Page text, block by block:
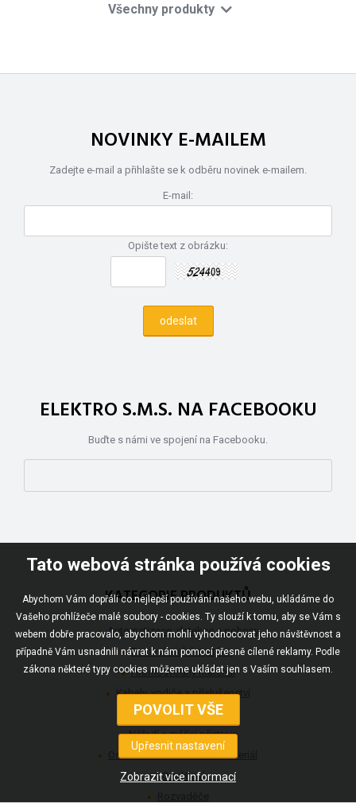
Všechny produkty
Tato webová stránka používá cookies
Abychom Vám dopřáli co nejlepší používání našeho webu, ukládáme do
Vašeho prohlížeče malé soubory - cookies. Ty slouží k tomu, aby se Vám s
webem dobře pracovalo, abychom mohli vyhodnocovat jeho návštěvnost a
případně Vám usnadnili návrat k nám pomocí přesně cílené reklamy. Podle
zákona některé typy cookies můžeme ukládat jen s Vaším souhlasem.
NOVINKY E-MAILEM
Zadejte e-mail a přihlašte se k odběru novinek e-mailem.
E-mail:
Opište text z obrázku:
ELEKTRO S.M.S. NA FACEBOOKU
Buďte s námi ve spojení na Facebooku.
KATEGORIE PRODUKTŮ
Automatizace, detekce a pohony
Fotovoltaické systémy
Hromosvodný materiál
Kabely, vodiče a příslušenství
Komunikace
Nářadí a měřící přístroje
Ostatní elektroinstalační materiál
Osvětlení